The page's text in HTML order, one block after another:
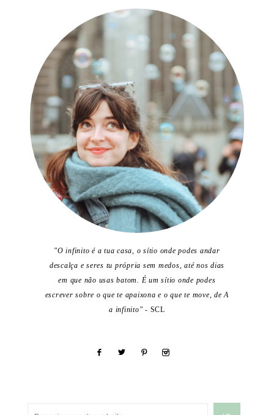
"O infinito é a tua casa, o sítio onde podes andar
descalça e seres tu própria sem medos, até nos dias
em que não usas batom. É um sítio onde podes
escrever sobre o que te apaixona e o que te move, de A
a infinito"- SCL